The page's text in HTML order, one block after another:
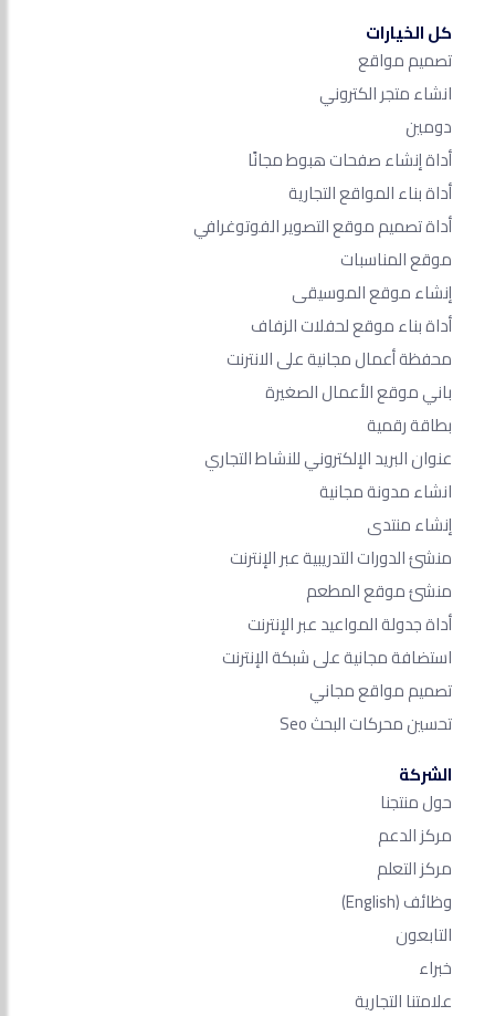
كل الخيارات
تصميم مواقع
انشاء متجر الكتروني
دومين
أداة إنشاء صفحات هبوط مجانًا
أداة بناء المواقع التجارية
أداة تصميم موقع التصوير الفوتوغرافي
موقع المناسبات
إنشاء موقع الموسيقى
أداة بناء موقع لحفلات الزفاف
محفظة أعمال مجانية على الانترنت
باني موقع الأعمال الصغيرة
بطاقة رقمية
عنوان البريد الإلكتروني للنشاط التجاري
انشاء مدونة مجانية
إنشاء منتدى
منشئ الدورات التدريبية عبر الإنترنت
منشئ موقع المطعم
أداة جدولة المواعيد عبر الإنترنت
استضافة مجانية على شبكة الإنترنت
تصميم مواقع مجاني
تحسين محركات البحث Seo​
الشركة
حول منتجنا
مركز الدعم
مركز التعلم
وظائف(English)
التابعون
خبراء
علامتنا التجارية